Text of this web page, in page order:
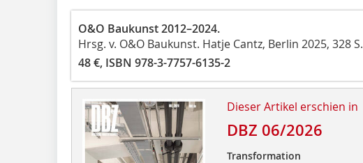
O&O Baukunst 2012–2024.
Hrsg. v. O&O Baukunst. Hatje Cantz, Berlin 2025, 328 S.
48 €, ISBN 978-3-7757-6135-2
Dieser Artikel erschien in
DBZ 06/2026
Transformation